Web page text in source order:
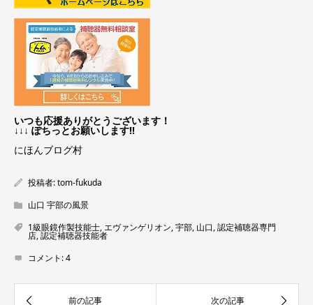
いつも応援ありがとうございます！
↓↓↓ ぽちっとお願いします!!
にほんブログ村
投稿者:tom-fukuda
山口 宇部の風景
1級眼鏡作製技能士,エヴァンゲリオン,宇部, 山口,認定補聴器専門
店,認定補聴器技能者
コメント:4